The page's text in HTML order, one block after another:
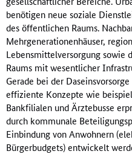
benötigen neue soziale
des öffentlichen Raums.
Mehrgenerationenhäuser,
Lebensmittelversorgung sowie
Raums mit wesentlicher
Gerade bei der
effiziente Konzepte wie
Bankfilialen und Ärztebusse
durch kommunale
Einbindung von Anwohnern
Bürgerbudgets) entwickelt